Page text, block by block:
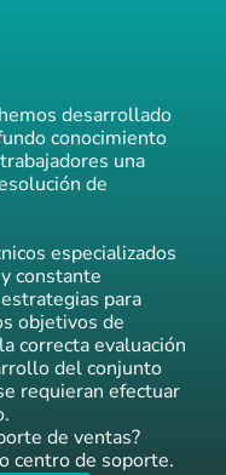
desarrollado
conocimiento
una
de
especializados
constante
para
objetivos de
correcta evaluación
del conjunto
requieran efectuar
de ventas?
centro de soporte.